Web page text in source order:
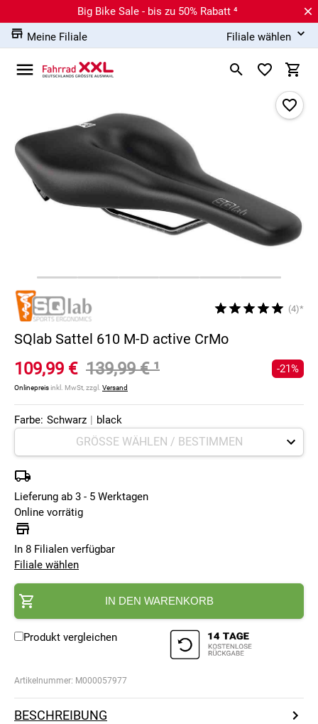
Big Bike Sale - bis zu 50% Rabatt ⁴
Meine Filiale
Filiale wählen
(4)*
SQlab Sattel 610 M-D active CrMo
109,99 € 139,99 €¹
Onlinepreisinkl. MwSt, zzgl. Versand
-21%
Farbe: Schwarz | black
Lieferung ab 3 - 5 Werktagen
Online vorrätig
In 8 Filialen verfügbar
Filiale wählen
IN DEN WARENKORB
Produkt vergleichen
Artikelnummer: M000057977
BESCHREIBUNG